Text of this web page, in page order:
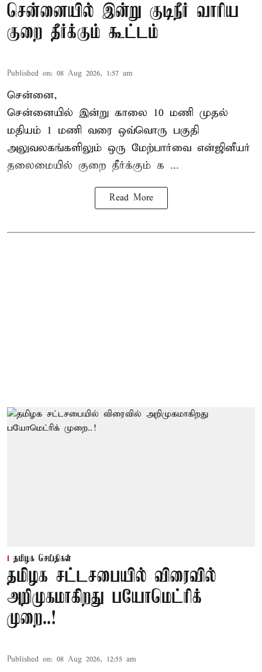
சென்னையில் இன்று குடிநீர் வாரிய
குறை தீர்க்கும் கூட்டம்
Published on: 08 Aug 2026, 1:57 am
சென்னை,
சென்னையில் இன்று காலை 10 மணி முதல்
மதியம் 1 மணி வரை ஒவ்வொரு பகுதி
அலுவலகங்களிலும் ஒரு மேற்பார்வை என்ஜினீயர்
தலைமையில் குறை தீர்க்கும் க ...
Read More
தமிழக செய்திகள்
தமிழக சட்டசபையில் விரைவில்
அறிமுகமாகிறது பயோமெட்ரிக்
முறை..!
Published on: 08 Aug 2026, 12:55 am